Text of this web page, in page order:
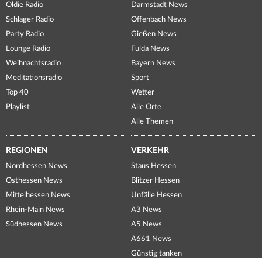
Oldie Radio
Schlager Radio
Party Radio
Lounge Radio
Weihnachtsradio
Meditationsradio
Top 40
Playlist
Darmstadt News
Offenbach News
Gießen News
Fulda News
Bayern News
Sport
Wetter
Alle Orte
Alle Themen
REGIONEN
Nordhessen News
Osthessen News
Mittelhessen News
Rhein-Main News
Südhessen News
VERKEHR
Staus Hessen
Blitzer Hessen
Unfälle Hessen
A3 News
A5 News
A661 News
Günstig tanken